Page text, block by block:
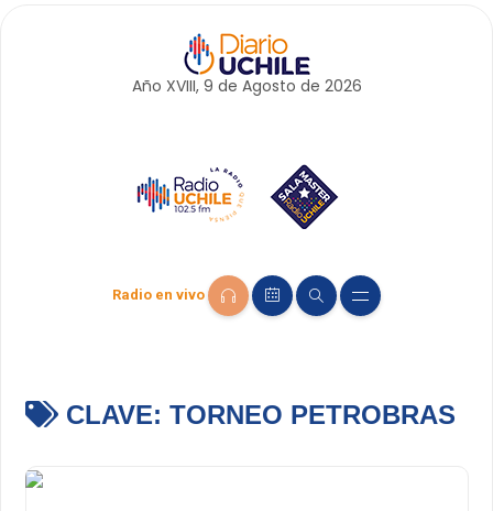
Año XVIII, 9 de Agosto de 2026
Radio en vivo
CLAVE: TORNEO PETROBRAS